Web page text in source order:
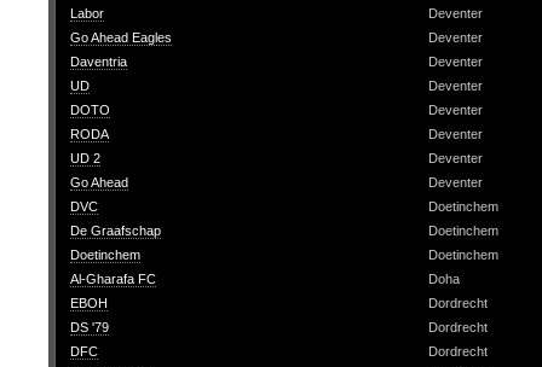
Labor
Deventer
Go Ahead Eagles
Deventer
Daventria
Deventer
UD
Deventer
DOTO
Deventer
RODA
Deventer
UD 2
Deventer
Go Ahead
Deventer
DVC
Doetinchem
De Graafschap
Doetinchem
Doetinchem
Doetinchem
Al-Gharafa FC
Doha
EBOH
Dordrecht
DS '79
Dordrecht
DFC
Dordrecht